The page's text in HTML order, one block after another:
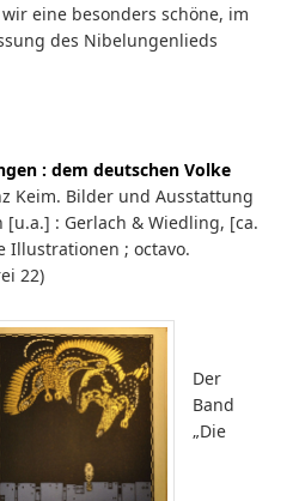
eine besonders schöne, im
des Nibelungenlieds
: dem deutschen Volke
Keim. Bilder und Ausstattung
[u.a.] : Gerlach & Wiedling, [ca.
Illustrationen ; octavo.
22)
Der
Band
„Die